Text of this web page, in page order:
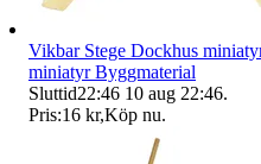
Vikbar Stege Dockhus
miniatyr Byggmaterial
Sluttid22:46 10 aug 22:46.
Pris:16 kr,Köp nu.